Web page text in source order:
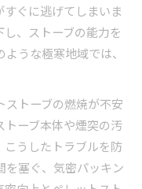
ぐに逃げてしまいま
、ストーブの能力を
うな極寒地域では、
ストーブの燃焼が不安
ーブ本体や煙突の汚
うしたトラブルを防
を塞ぐ、気密パッキン